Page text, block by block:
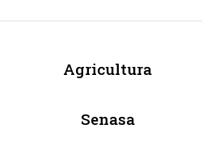
Agricultura
Senasa